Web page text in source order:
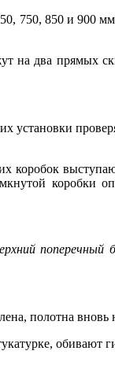
750, 850 и 900
на два
установки
коробок
коробки
поперечный
полотна
обивают